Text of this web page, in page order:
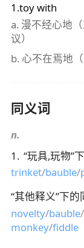
1.toy with
a. 漫不经心地
议）
b. 心不在焉地
同义词
n.
1 . “玩具,玩物”
trinket/bauble/
“其他释义”下的
novelty/bauble/
monkey/fiddle